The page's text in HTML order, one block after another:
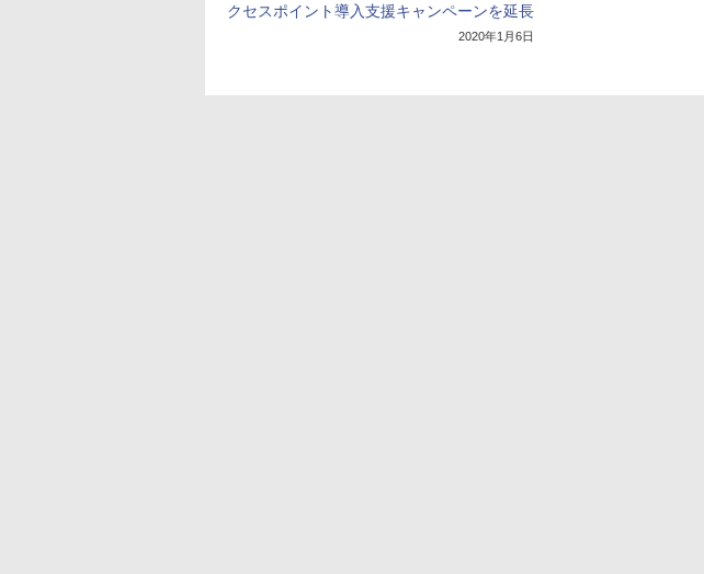
クセスポイント導入支援キャンペーンを延長
2020年1月6日